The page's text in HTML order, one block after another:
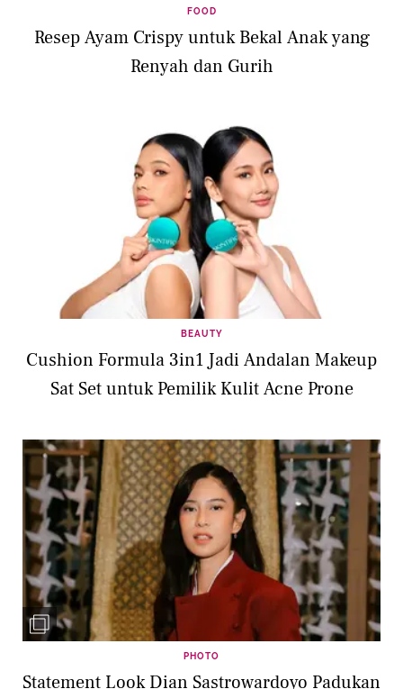
FOOD
Resep Ayam Crispy untuk Bekal Anak yang
Renyah dan Gurih
BEAUTY
Cushion Formula 3in1 Jadi Andalan Makeup
Sat Set untuk Pemilik Kulit Acne Prone
PHOTO
Statement Look Dian Sastrowardoyo Padukan